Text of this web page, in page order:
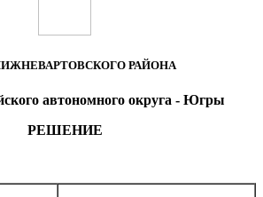
РАЙОНА
автономного округа - Югры
РЕШЕНИЕ